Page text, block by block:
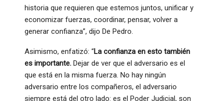
historia que requieren que estemos juntos, unificar y
economizar fuerzas, coordinar, pensar, volver a
generar confianza”, dijo De Pedro.
Asimismo, enfatizó: “La confianza en esto también
es importante. Dejar de ver que el adversario es el
que está en la misma fuerza. No hay ningún
adversario entre los compañeros, el adversario
siempre está del otro lado: es el Poder Judicial, son